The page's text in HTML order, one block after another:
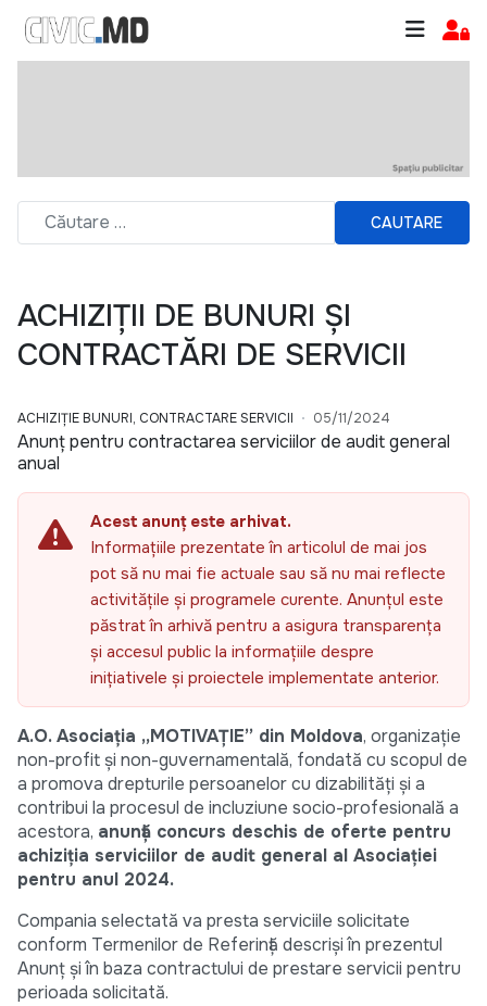
CAUTARE
ACHIZIȚII DE BUNURI ȘI
CONTRACTĂRI DE SERVICII
ACHIZIȚIE BUNURI, CONTRACTARE SERVICII 05/11/2024
Anunț pentru contractarea serviciilor de audit general
anual
Acest anunț este arhivat.
Informațiile prezentate în articolul de mai jos
pot să nu mai fie actuale sau să nu mai reflecte
activitățile și programele curente. Anunțul este
păstrat în arhivă pentru a asigura transparența
și accesul public la informațiile despre
inițiativele și proiectele implementate anterior.
A.O. Asociaţia „MOTIVAŢIE” din Moldova, organizaţie
non-profit şi non-guvernamentală, fondată cu scopul de
a promova drepturile persoanelor cu dizabilităţi şi a
contribui la procesul de incluziune socio-profesională a
acestora, anunță concurs deschis de oferte pentru
achiziția serviciilor de audit general al Asociației
pentru anul 2024.
Compania selectată va presta serviciile solicitate
conform Termenilor de Referință descriși în prezentul
Anunț și în baza contractului de prestare servicii pentru
perioada solicitată.